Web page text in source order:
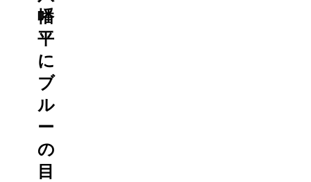
幡
平
に
ブ
ル
ー
の
目